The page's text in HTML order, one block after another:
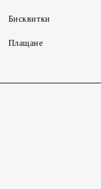
Бисквитки
Плащане